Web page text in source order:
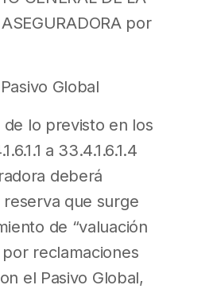
por
Global
de lo previsto en los
a 33.4.1.6.1.4
deberá
que surge
de “valuación
reclamaciones
el Pasivo Global,